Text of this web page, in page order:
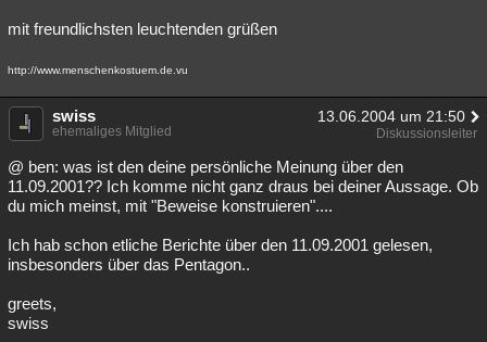
mit freundlichsten leuchtenden grüßen
http://www.menschenkostuem.de.vu
swiss 13.06.2004 um 21:50
ehemaliges Mitglied Diskussionsleiter
@ ben: was ist den deine persönliche Meinung über den
11.09.2001?? Ich komme nicht ganz draus bei deiner Aussage. Ob
du mich meinst, mit "Beweise konstruieren"....
Ich hab schon etliche Berichte über den 11.09.2001 gelesen,
insbesonders über das Pentagon..
greets,
swiss